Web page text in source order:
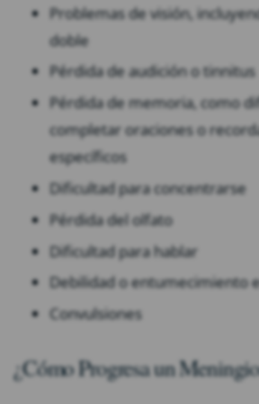
Problemas de visión,
doble
Pérdida de audición o tinnitus
Pérdida de memoria, como
completar oraciones o
específicos
Dificultad para concentrarse
Pérdida del olfato
Dificultad para hablar
Debilidad o entumecimiento
Convulsiones
¿Cómo Progresa un